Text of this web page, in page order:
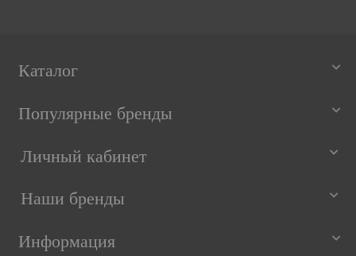
Каталог
Популярные бренды
Личный кабинет
Наши бренды
Информация